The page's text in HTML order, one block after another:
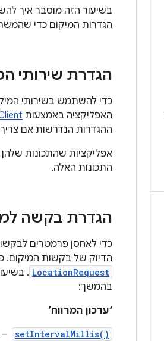
בשיעור הזה מוסבר איך
הגדרות המיקום כדי
הגדרת שירותי
האפליקציה באמצעות
ההגדרות הנדרשות אם
אפליקציות שהתכונות
התכונות האלה.
הגדרת בקשה
כדי לאחסן פרמטרים
הדיוק של בקשות המיקום.
LocationRequest
.
בהמשך:
‘עדכון המרווח’
setIntervalMillis()